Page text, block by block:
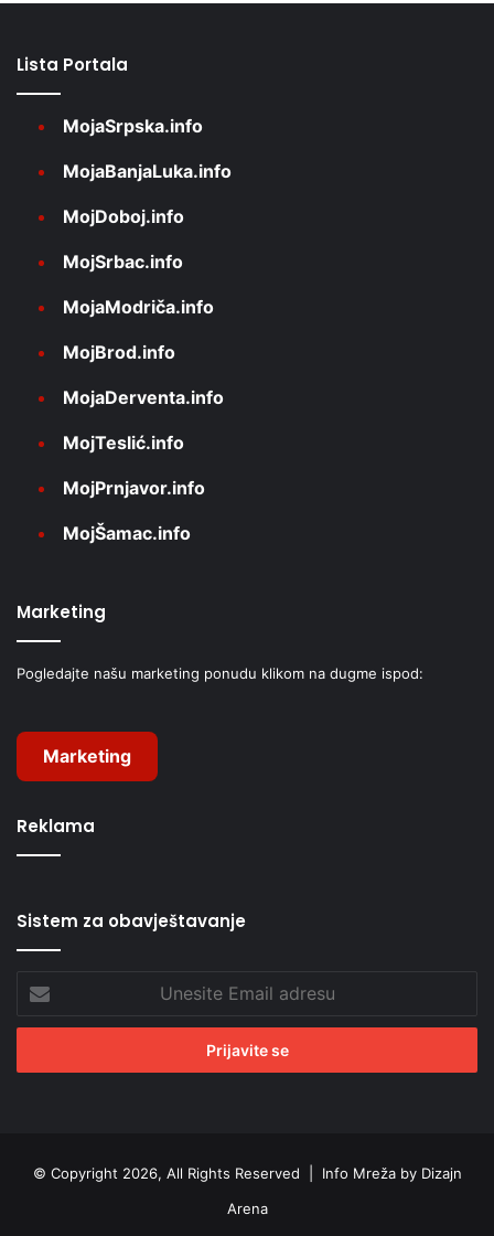
Lista Portala
MojaSrpska.info
MojaBanjaLuka.info
MojDoboj.info
MojSrbac.info
MojaModriča.info
MojBrod.info
MojaDerventa.info
MojTeslić.info
MojPrnjavor.info
MojŠamac.info
Marketing
Pogledajte našu marketing ponudu klikom na dugme ispod:
Marketing
Reklama
Sistem za obavještavanje
Email
adresu
© Copyright 2026, All Rights Reserved | Info Mreža by Dizajn
Arena